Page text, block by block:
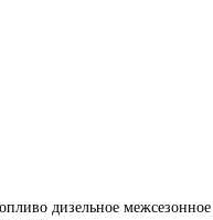
дизельное межсезонное